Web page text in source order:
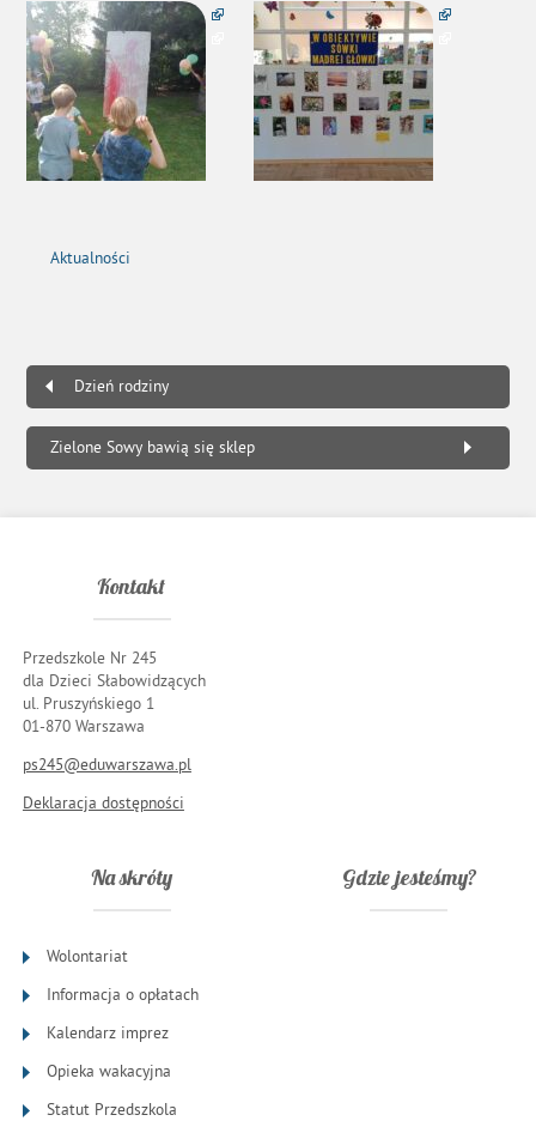
Aktualności
Dzień rodziny
Zielone Sowy bawią się sklep
Kontakt
Przedszkole Nr 245
dla Dzieci Słabowidzących
ul. Pruszyńskiego 1
01-870 Warszawa
ps245@eduwarszawa.pl
Deklaracja dostępności
Na skróty
Wolontariat
Informacja o opłatach
Kalendarz imprez
Opieka wakacyjna
Statut Przedszkola
Gdzie jesteśmy?